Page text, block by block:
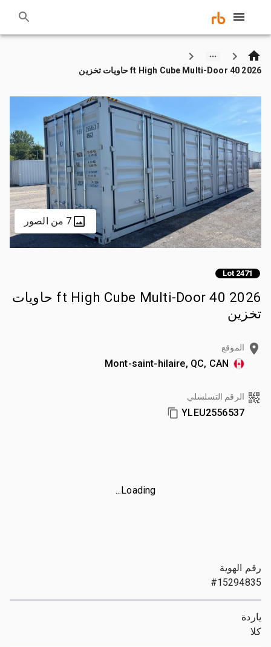
2026 40 ft High Cube Multi-Door حاويات تخزين
7 من الصور
Lot 2471
2026 40 ft High Cube Multi-Door حاويات
تخزين
الموقع
Mont-saint-hilaire, QC, CAN
الرقم التسلسلي
YLEU2556537
Loading...
رقم الهوية
#15294835
ياردة
كلا